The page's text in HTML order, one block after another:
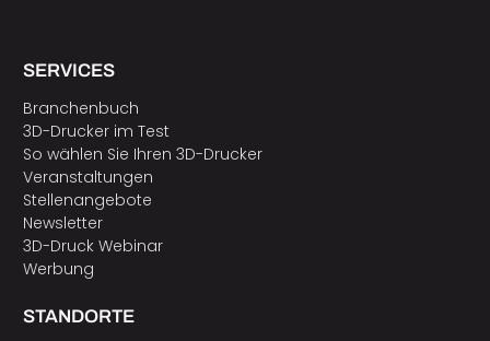
SERVICES
Branchenbuch
3D-Drucker im Test
So wählen Sie Ihren 3D-Drucker
Veranstaltungen
Stellenangebote
Newsletter
3D-Druck Webinar
Werbung
STANDORTE